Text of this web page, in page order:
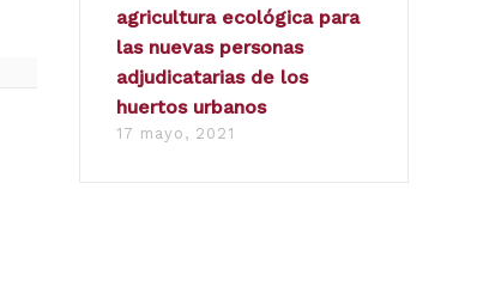
agricultura ecológica para
las nuevas personas
adjudicatarias de los
huertos urbanos
17 mayo, 2021